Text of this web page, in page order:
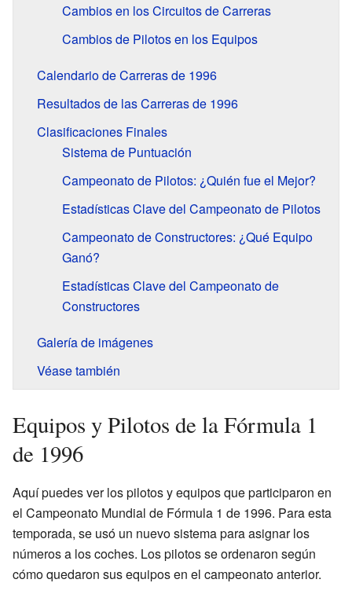
Cambios en los Circuitos de Carreras
Cambios de Pilotos en los Equipos
Calendario de Carreras de 1996
Resultados de las Carreras de 1996
Clasificaciones Finales
Sistema de Puntuación
Campeonato de Pilotos: ¿Quién fue el Mejor?
Estadísticas Clave del Campeonato de Pilotos
Campeonato de Constructores: ¿Qué Equipo
Ganó?
Estadísticas Clave del Campeonato de
Constructores
Galería de imágenes
Véase también
Equipos y Pilotos de la Fórmula 1
de 1996
Aquí puedes ver los pilotos y equipos que participaron en
el Campeonato Mundial de Fórmula 1 de 1996. Para esta
temporada, se usó un nuevo sistema para asignar los
números a los coches. Los pilotos se ordenaron según
cómo quedaron sus equipos en el campeonato anterior.